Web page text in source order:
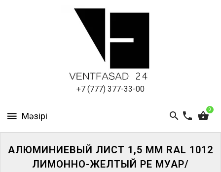
+7 (777) 377-33-00
0
ПАНЕЛИ
АЛЮМИНИЕВЫЙ ЛИСТ 1,5 ММ RAL 1012
ЛИМОННО-ЖЕЛТЫЙ PE МУАР/